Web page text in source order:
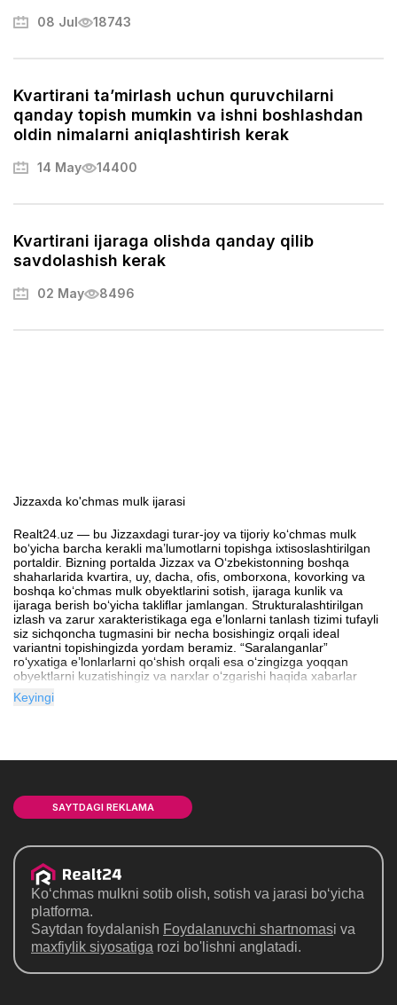
08 Jul 18743
Kvartirani ta’mirlash uchun quruvchilarni
qanday topish mumkin va ishni boshlashdan
oldin nimalarni aniqlashtirish kerak
14 May 14400
Kvartirani ijaraga olishda qanday qilib
savdolashish kerak
02 May 8496
Jizzaxda ko'chmas mulk ijarasi
Realt24.uz — bu Jizzaxdagi turar-joy va tijoriy koʻchmas mulk
boʻyicha barcha kerakli ma’lumotlarni topishga ixtisoslashtirilgan
portaldir. Bizning portalda Jizzax va Oʻzbekistonning boshqa
shaharlarida kvartira, uy, dacha, ofis, omborxona, kovorking va
boshqa koʻchmas mulk obyektlarini sotish, ijaraga kunlik va
ijaraga berish boʻyicha takliflar jamlangan. Strukturalashtirilgan
izlash va zarur xarakteristikaga ega e’lonlarni tanlash tizimi tufayli
siz sichqoncha tugmasini bir necha bosishingiz orqali ideal
variantni topishingizda yordam beramiz. “Saralanganlar”
roʻyxatiga e’lonlarlarni qoʻshish orqali esa oʻzingizga yoqqan
obyektlarni kuzatishingiz va narxlar oʻzgarishi haqida xabarlar
olishingiz mumkin.
Keyingi
SAYTDAGI REKLAMA
Ko‘chmas mulkni sotib olish, sotish va jarasi bo‘yicha
platforma.
Saytdan foydalanish Foydalanuvchi shartnomasi va
maxfiylik siyosatiga rozi bo'lishni anglatadi.